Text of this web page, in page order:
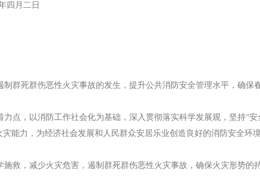
日
群死群伤恶性火灾事故的发生，提升公共消防安全管理水平，确保
点，以消防工作社会化为基础，深入贯彻落实科学发展观，坚持“
能力，为经济社会发展和人民群众安居乐业创造良好的消防安全环境
救，减少火灾危害，遏制群死群伤恶性火灾事故，确保火灾形势的